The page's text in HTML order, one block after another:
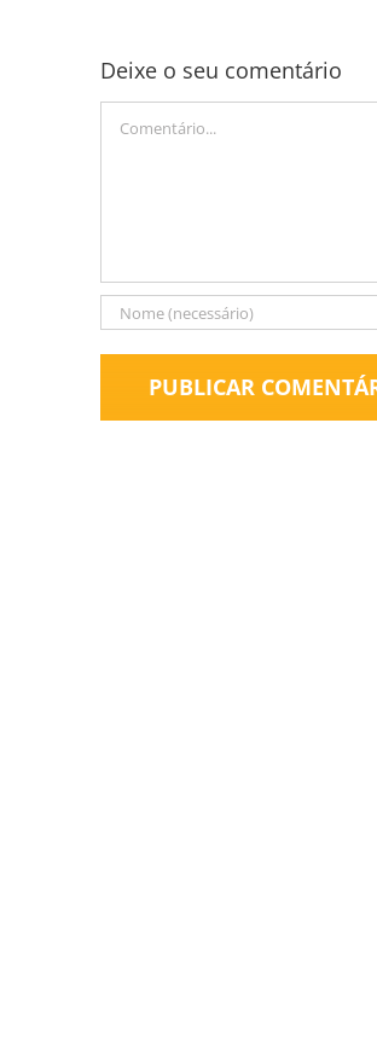
Deixe o seu comentário